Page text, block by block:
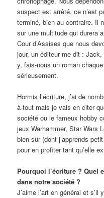
suspect est arrêté, ce n’est
terminé, bien au contraire. Il
sur une multitude qui durera
Cour d’Assises que nous
jour, un éditeur me dit :
y, fais-nous un roman
sérieusement.
Hormis l’écriture, j’ai de
à-tout mais je vais en citer
société ou le fameux hobby
jeux Warhammer, Star Wars
bien sûr (dont j’apprends
pour en profiter tant qu’elle
Pourquoi l’écriture ? Quel
dans notre société ?
J’aime l’art en général et